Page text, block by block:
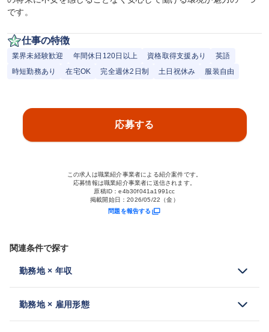
です。
仕事の特徴
業界未経験歓迎 年間休日120日以上 資格取得支援あり
英語
時短勤務あり
在宅OK 完全週休2日制 土日祝休み 服装自由
応募する
この求人は職業紹介事業者による紹介案件です。
応募情報は職業紹介事業者に送信されます。
原稿ID：e4b30f041a1991cc
掲載開始日：2026/05/22（金）
問題を報告する
関連条件で探す
勤務地 × 年収
勤務地 × 雇用形態